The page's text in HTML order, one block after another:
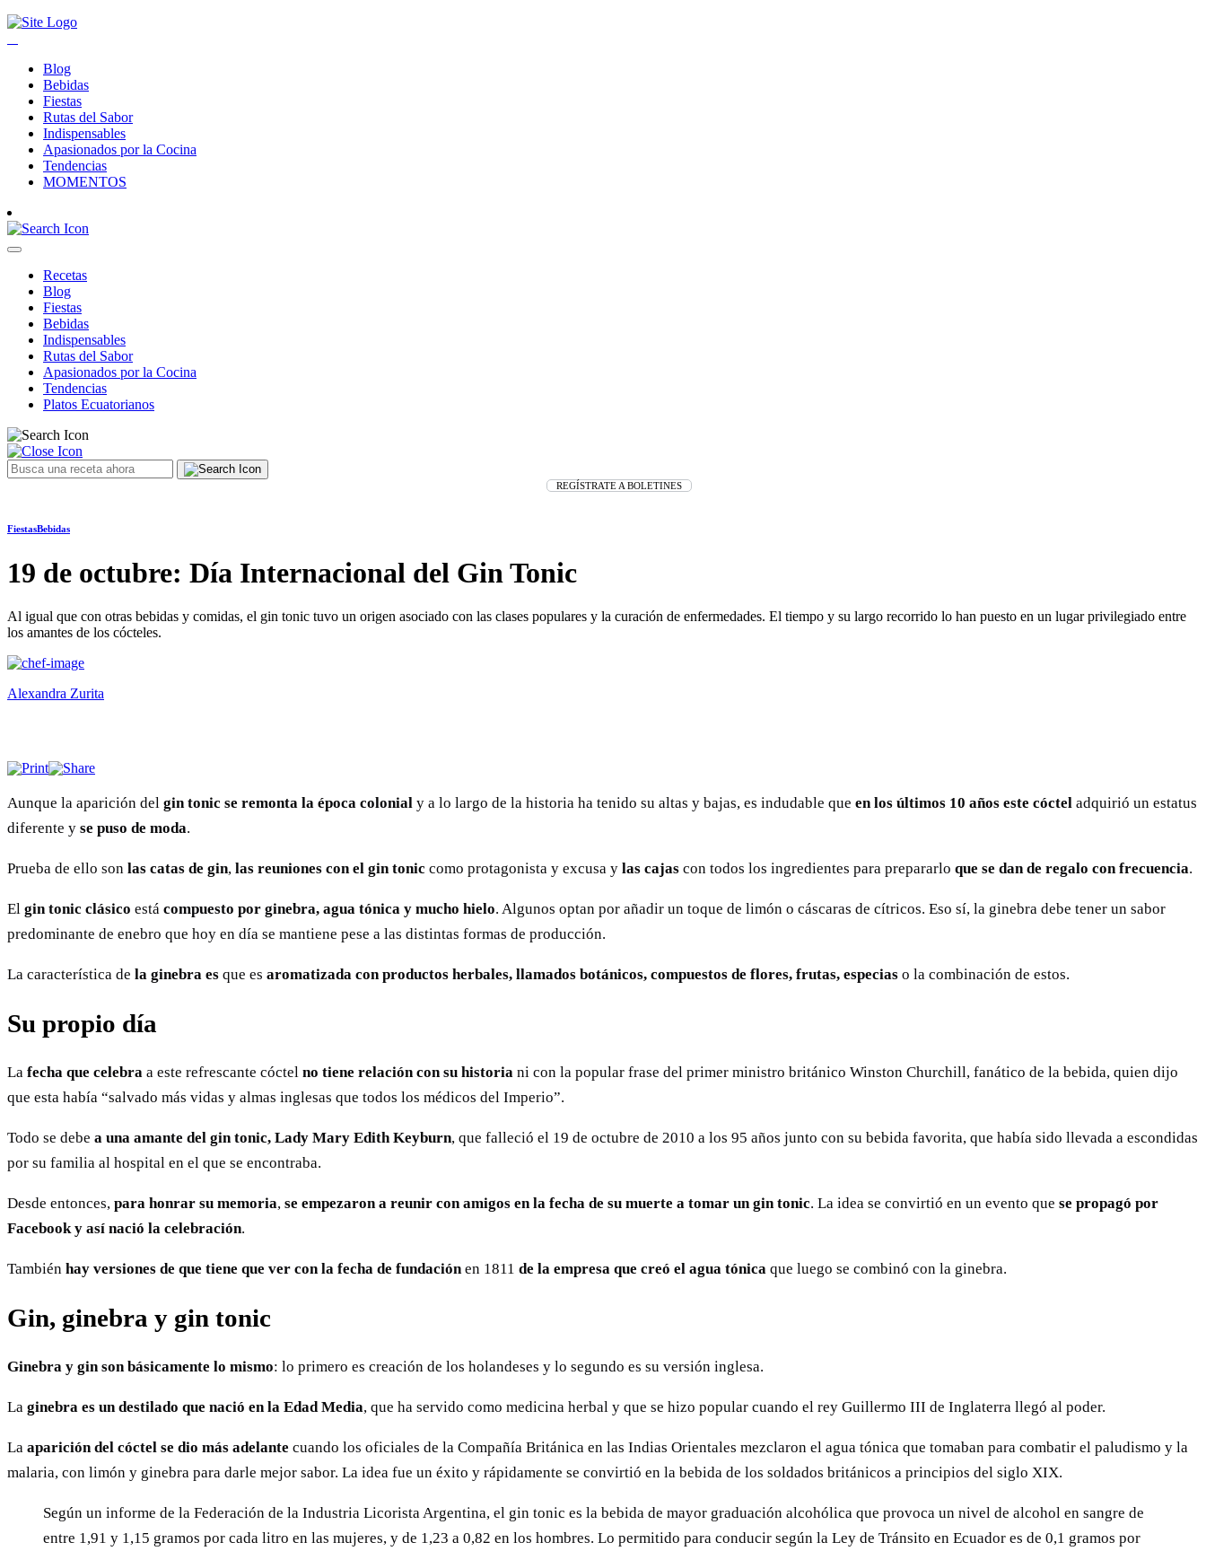
Blog
Bebidas
Fiestas
Rutas del Sabor
Indispensables
Apasionados por la Cocina
Tendencias
MOMENTOS
Recetas
Blog
Fiestas
Bebidas
Indispensables
Rutas del Sabor
Apasionados por la Cocina
Tendencias
Platos Ecuatorianos
REGÍSTRATE A BOLETINES
FiestasBebidas
19 de octubre: Día Internacional del Gin Tonic
Al igual que con otras bebidas y comidas, el gin tonic tuvo un origen asociado con las clases populares y la curación de enfermedades. El tiempo y su largo recorrido lo han puesto en un lugar privilegiado entre
los amantes de los cócteles.
Alexandra Zurita
Aunque la aparición del gin tonic se remonta la época colonial y a lo largo de la historia ha tenido su altas y bajas, es indudable que en los últimos 10 años este cóctel adquirió un estatus
diferente y se puso de moda.
Prueba de ello son las catas de gin, las reuniones con el gin tonic como protagonista y excusa y las cajas con todos los ingredientes para prepararlo que se dan de regalo con frecuencia.
El gin tonic clásico está compuesto por ginebra, agua tónica y mucho hielo. Algunos optan por añadir un toque de limón o cáscaras de cítricos. Eso sí, la ginebra debe tener un sabor
predominante de enebro que hoy en día se mantiene pese a las distintas formas de producción.
La característica de la ginebra es que es aromatizada con productos herbales, llamados botánicos, compuestos de flores, frutas, especias o la combinación de estos.
Su propio día
La fecha que celebra a este refrescante cóctel no tiene relación con su historia ni con la popular frase del primer ministro británico Winston Churchill, fanático de la bebida, quien dijo
que esta había “salvado más vidas y almas inglesas que todos los médicos del Imperio”.
Todo se debe a una amante del gin tonic, Lady Mary Edith Keyburn, que falleció el 19 de octubre de 2010 a los 95 años junto con su bebida favorita, que había sido llevada a escondidas
por su familia al hospital en el que se encontraba.
Desde entonces, para honrar su memoria, se empezaron a reunir con amigos en la fecha de su muerte a tomar un gin tonic. La idea se convirtió en un evento que se propagó por
Facebook y así nació la celebración.
También hay versiones de que tiene que ver con la fecha de fundaciónen 1811 de la empresa que creó el agua tónica que luego se combinó con la ginebra.
Gin, ginebra y gin tonic
Ginebra y gin son básicamente lo mismo: lo primero es creación de los holandeses y lo segundo es su versión inglesa.
La ginebra es un destilado que nació en la Edad Media, que ha servido como medicina herbal y que se hizo popular cuando el rey Guillermo III de Inglaterra llegó al poder.
La aparición del cóctel se dio más adelante cuando los oficiales de la Compañía Británica en las Indias Orientales mezclaron el agua tónica que tomaban para combatir el paludismo y la
malaria, con limón y ginebra para darle mejor sabor. La idea fue un éxito y rápidamente se convirtió en la bebida de los soldados británicos a principios del siglo XIX.
Según un informe de la Federación de la Industria Licorista Argentina, el gin tonic es la bebida de mayor graduación alcohólica que provoca un nivel de alcohol en sangre de
entre 1,91 y 1,15 gramos por cada litro en las mujeres, y de 1,23 a 0,82 en los hombres. Lo permitido para conducir según la Ley de Tránsito en Ecuador es de 0,1 gramos por